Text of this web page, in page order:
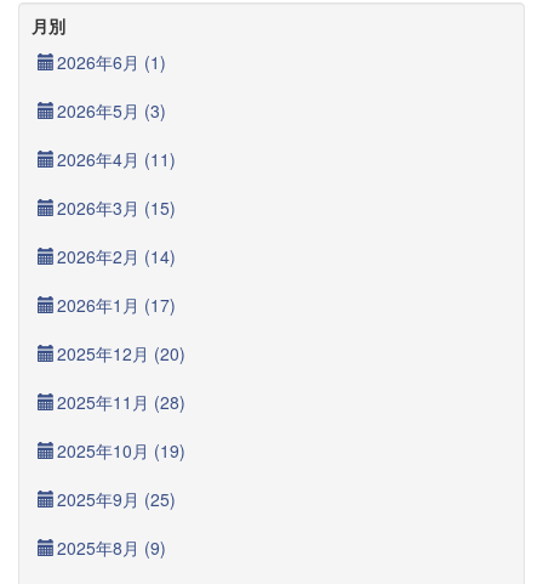
月別
2026年6月 (1)
2026年5月 (3)
2026年4月 (11)
2026年3月 (15)
2026年2月 (14)
2026年1月 (17)
2025年12月 (20)
2025年11月 (28)
2025年10月 (19)
2025年9月 (25)
2025年8月 (9)